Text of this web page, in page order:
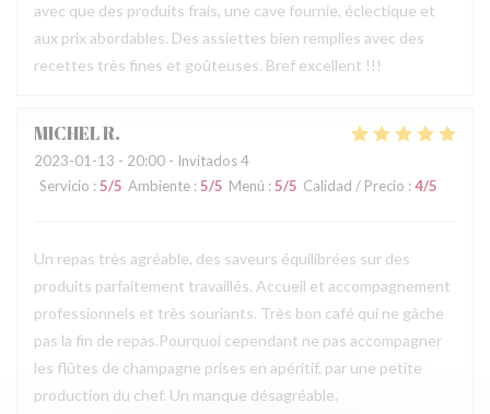
avec que des produits frais, une cave fournie, éclectique et
aux prix abordables. Des assiettes bien remplies avec des
recettes très fines et goûteuses. Bref excellent !!!
MICHELR
2023-01-13 - 20:00 - Invitados 4
Servicio : 5/5 Ambiente : 5/5 Menú : 5/5 Calidad / Precio : 4/5
Un repas très agréable, des saveurs équilibrées sur des
produits parfaitement travaillés. Accueil et accompagnement
professionnels et très souriants. Très bon café qui ne gâche
pas la fin de repas.Pourquoi cependant ne pas accompagner
les flûtes de champagne prises en apéritif, par une petite
production du chef. Un manque désagréable.